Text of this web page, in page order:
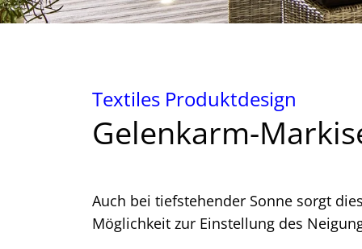
Textiles Produktdesign
Gelenkarm-
Auch bei tiefstehender Sonne sorgt
Möglichkeit zur Einstellung des